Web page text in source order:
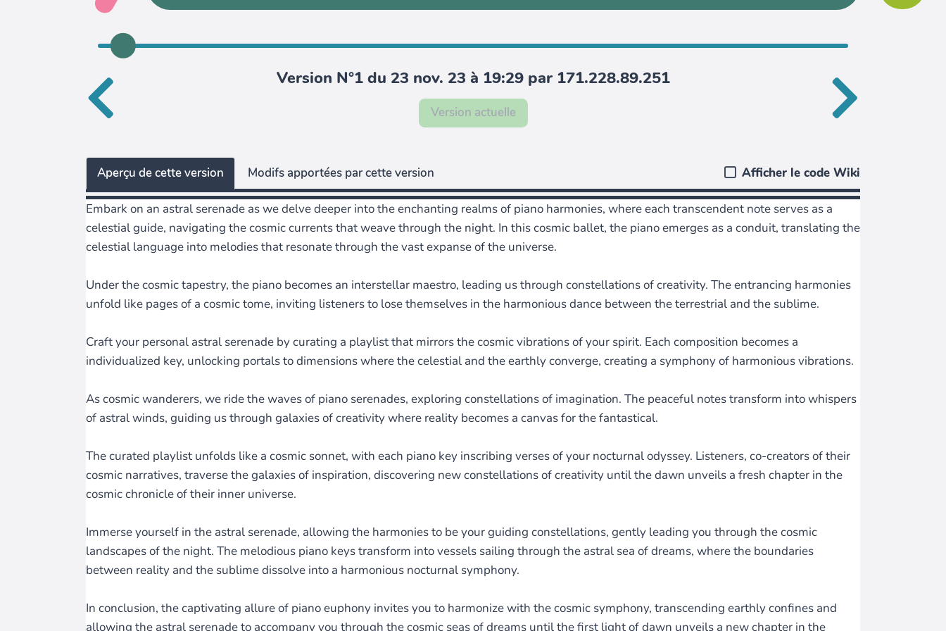
Version N°1 du 23 nov. 23 à 19:29 par 171.228.89.251
Version actuelle
Aperçu de cette version Modifs apportées par cette version Afficher le code Wiki